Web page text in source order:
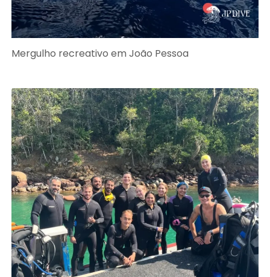
Mergulho recreativo em João Pessoa